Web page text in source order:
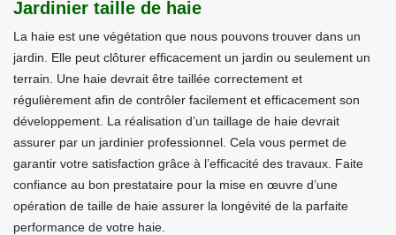
Jardinier taille de haie
La haie est une végétation que nous pouvons trouver dans un
jardin. Elle peut clôturer efficacement un jardin ou seulement un
terrain. Une haie devrait être taillée correctement et
régulièrement afin de contrôler facilement et efficacement son
développement. La réalisation d’un taillage de haie devrait
assurer par un jardinier professionnel. Cela vous permet de
garantir votre satisfaction grâce à l’efficacité des travaux. Faite
confiance au bon prestataire pour la mise en œuvre d’une
opération de taille de haie assurer la longévité de la parfaite
performance de votre haie.